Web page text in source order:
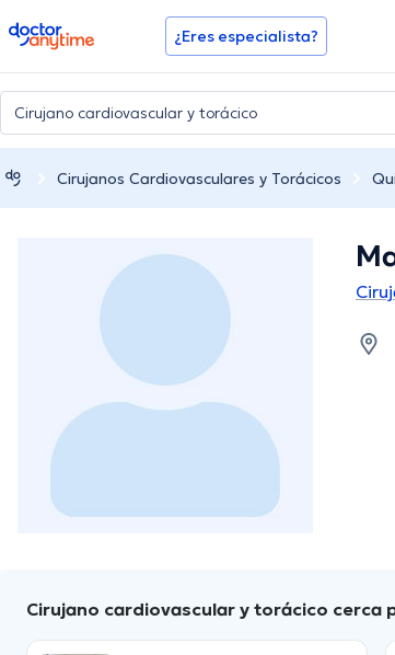
doctoranytime ¿Eres especialista?
Cirujanos Cardiovasculares y Torácicos
Cirujano cardiovascular y torácico cerca